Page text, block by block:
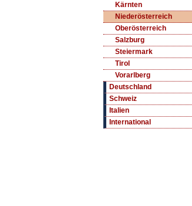
Kärnten
Niederösterreich
Oberösterreich
Salzburg
Steiermark
Tirol
Vorarlberg
Deutschland
Schweiz
Italien
International